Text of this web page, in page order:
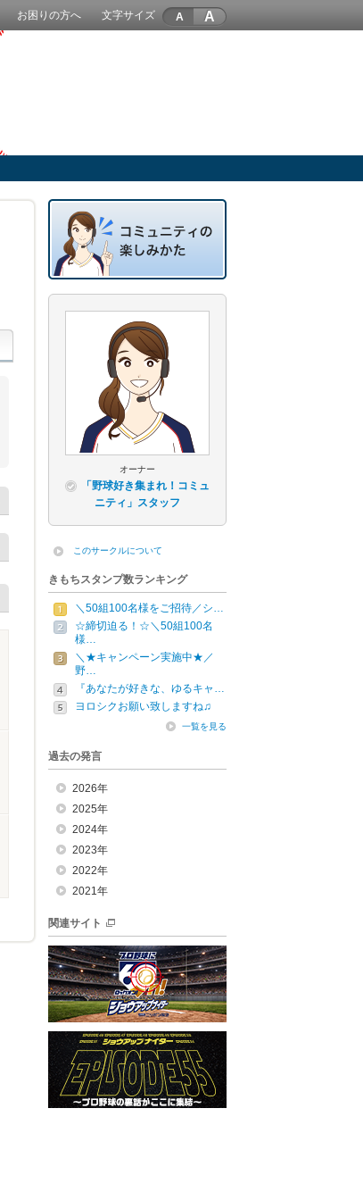
お困りの方へ 文字サイズ A
オーナー
「野球好き集まれ！コミュ
ニティ」スタッフ
このサークルについて
きもちスタンプ数ランキング
＼50組100名様をご招待／シ…
☆締切迫る！☆＼50組100名
様…
＼★キャンペーン実施中★／
野…
『あなたが好きな、ゆるキャ…
ヨロシクお願い致しますね♫
一覧を見る
過去の発言
2026年
2025年
2024年
2023年
2022年
2021年
関連サイト